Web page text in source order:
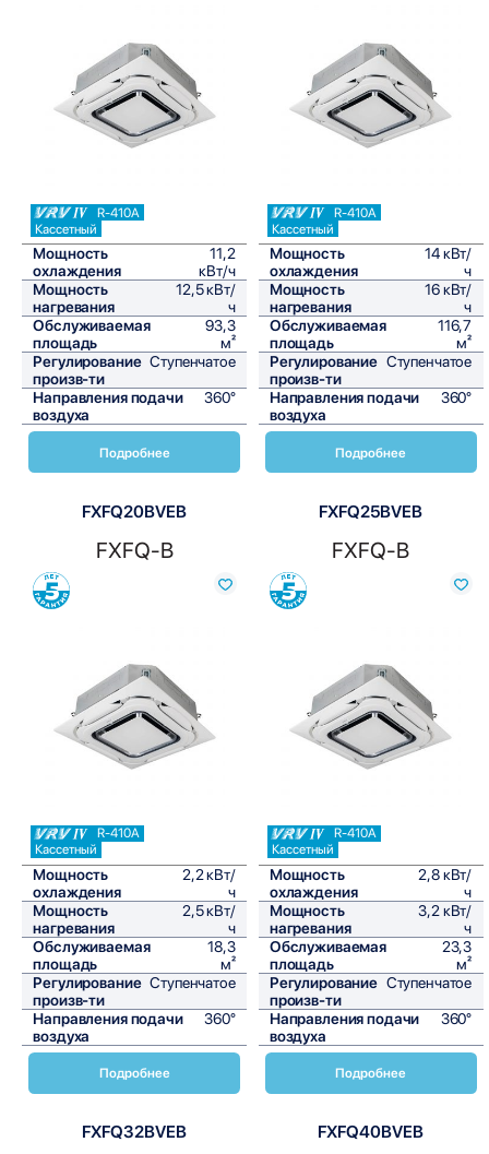
Сравнить
R-410A
Кассетный
Мощность
охлаждения
11,2
кВт/ч
Мощность
нагревания
12,5 кВт/
ч
Обслуживаемая
площадь
93,3
м²
Регулирование
произв-ти
Ступенчатое
Направления подачи
воздуха
360°
Подробнее
Сравнить
R-410A
Кассетный
Мощность
охлаждения
14 кВт/
ч
Мощность
нагревания
16 кВт/
ч
Обслуживаемая
площадь
116,7
м²
Регулирование
произв-ти
Ступенчатое
Направления подачи
воздуха
360°
Подробнее
FXFQ20BVEB
FXFQ-B
Сравнить
R-410A
Кассетный
Мощность
охлаждения
2,2 кВт/
ч
Мощность
нагревания
2,5 кВт/
ч
Обслуживаемая
площадь
18,3
м²
Регулирование
произв-ти
Ступенчатое
Направления подачи
воздуха
360°
Подробнее
FXFQ25BVEB
FXFQ-B
Сравнить
R-410A
Кассетный
Мощность
охлаждения
2,8 кВт/
ч
Мощность
нагревания
3,2 кВт/
ч
Обслуживаемая
площадь
23,3
м²
Регулирование
произв-ти
Ступенчатое
Направления подачи
воздуха
360°
Подробнее
FXFQ32BVEB FXFQ40BVEB